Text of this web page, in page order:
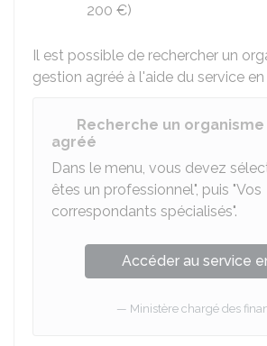
200 €)
Il est possible de rechercher un
gestion agréé à l'aide du service
Recherche un
agréé
Dans le menu, vous devez
êtes un professionnel", puis "Vos
correspondants spécialisés".
Accéder au service
Ministère chargé des